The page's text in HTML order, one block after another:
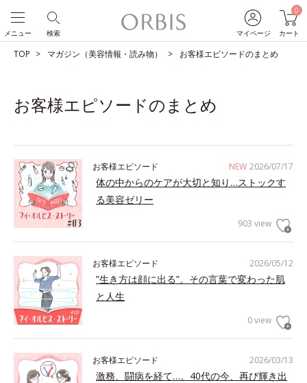
マイページ
0
カート
検索
メニュー
TOP マガジン（美容情報・読み物） お客様エピソードのまとめ
お客様エピソードのまとめ
NEW 2026/07/17
お客様エピソード
体の中からのケアが大切と知り…ストックす
る美容ゼリー
903 view
2026/05/12
お客様エピソード
”生き方は顔に出る”。その言葉で変わった肌
と人生
0 view
2026/03/13
お客様エピソード
激務、闘病を経て…。40代の今、再び輝き出